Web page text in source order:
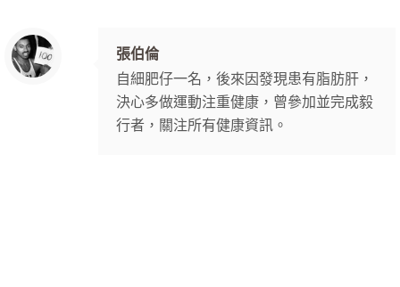
張伯倫
自細肥仔一名，後來因發現患有脂肪肝，
決心多做運動注重健康，曾參加並完成毅
行者，關注所有健康資訊。